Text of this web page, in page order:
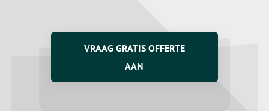
VRAAG GRATIS OFFERTE
AAN